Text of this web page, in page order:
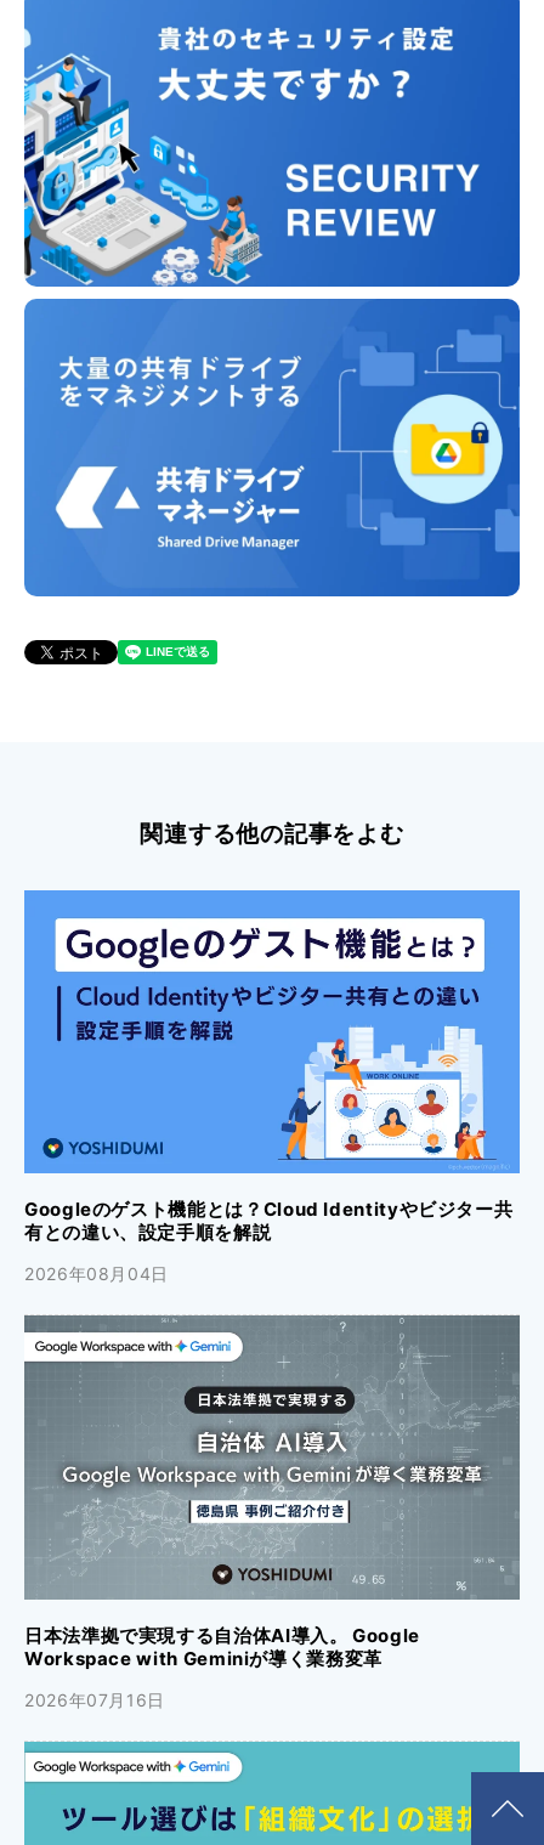
関連する他の記事をよむ
Googleのゲスト機能とは？Cloud Identityやビジター共
有との違い、設定手順を解説
2026年08月04日
日本法準拠で実現する自治体AI導入。 Google
Workspace with Geminiが導く業務変革
2026年07月16日